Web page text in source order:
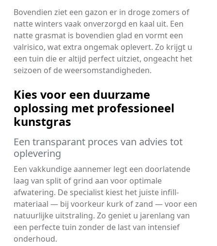
Bovendien ziet een gazon er in droge zomers of
natte winters vaak onverzorgd en kaal uit. Een
natte grasmat is bovendien glad en vormt een
valrisico, wat extra ongemak oplevert. Zo krijgt u
een tuin die er altijd perfect uitziet, ongeacht het
seizoen of de weersomstandigheden.
Kies voor een duurzame
oplossing met professioneel
kunstgras
Een transparant proces van advies tot
oplevering
Een vakkundige aannemer legt een doorlatende
laag van split of grind aan voor optimale
afwatering. De specialist kiest het juiste infill-
materiaal — bij voorkeur kurk of zand — voor een
natuurlijke uitstraling. Zo geniet u jarenlang van
een perfecte tuin zonder de last van intensief
onderhoud.